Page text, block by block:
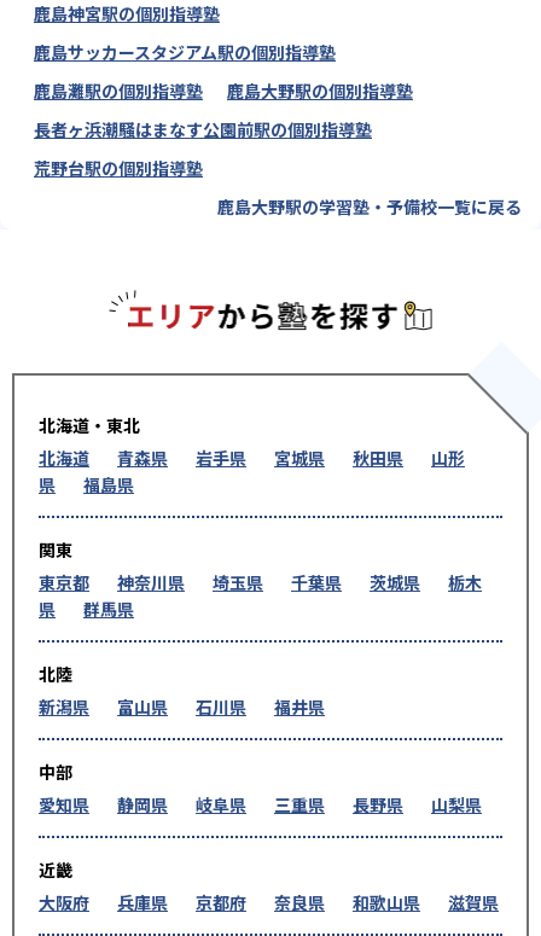
鹿島神宮駅の個別指導塾
鹿島サッカースタジアム駅の個別指導塾
鹿島灘駅の個別指導塾
鹿島大野駅の個別指導塾
長者ヶ浜潮騒はまなす公園前駅の個別指導塾
荒野台駅の個別指導塾
鹿島大野駅の学習塾・予備校一覧に戻る
北海道・東北
北海道
青森県 岩手県 宮城県 秋田県
山形
県
福島県
関東
東京都
神奈川県 埼玉県 千葉県 茨城県
栃木
県
群馬県
北陸
新潟県
富山県 石川県 福井県
中部
愛知県
静岡県 岐阜県 三重県 長野県 山梨県
近畿
大阪府
兵庫県 京都府 奈良県 和歌山県 滋賀県